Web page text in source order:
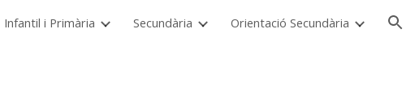
navigation
Infantil i Primària Secundària Orientació Secundària